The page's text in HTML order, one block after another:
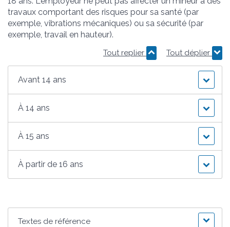
travaux comportant des risques pour sa santé (par
exemple, vibrations mécaniques) ou sa sécurité (par
exemple, travail en hauteur).
Tout replier Tout déplier
Avant 14 ans
À 14 ans
À 15 ans
À partir de 16 ans
Textes de référence